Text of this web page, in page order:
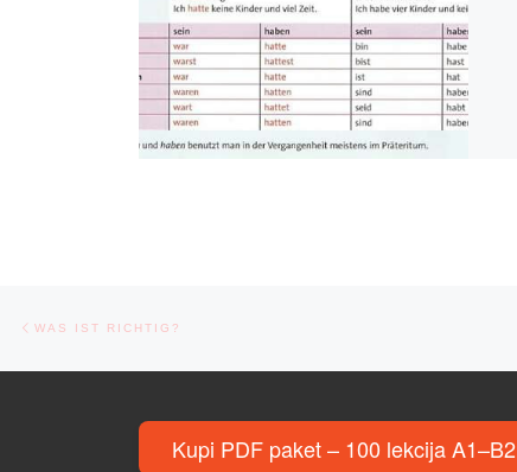
Post navigation
WAS IST RICHTIG?
Kupi PDF paket – 100 lekcija A1–B2